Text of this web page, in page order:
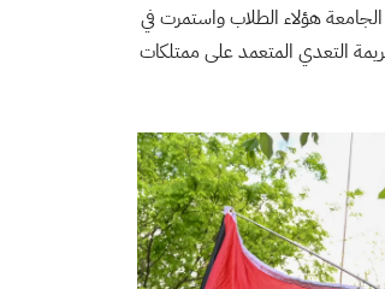
هؤلاء الطلاب واستمرت في
التعدي المتعمد على ممتلكات